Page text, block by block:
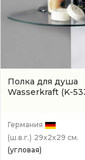
Полка для душа
Wasserkraft (K-
Германия
(ш.в.г.) 29x2x29 см.
(угловая)